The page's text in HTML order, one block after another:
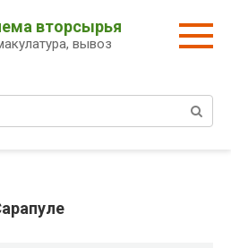
вторсырья
вывоз